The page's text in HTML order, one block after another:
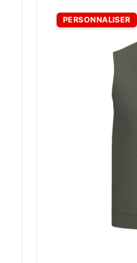
PERSONNALISER